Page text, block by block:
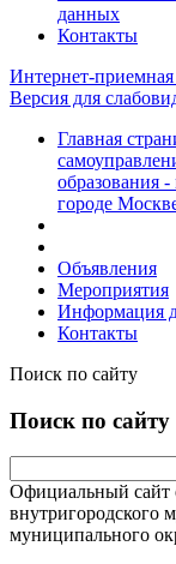
данных
Контакты
Интернет-приемная
Версия для
Главная
образования
городе
Объявления
Мероприятия
Информация
Контакты
Поиск по сайту
Поиск по сайту
Официальный сайт
внутригородского
муниципального